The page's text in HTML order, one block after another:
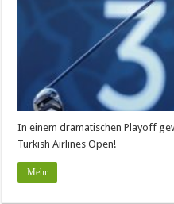
In einem dramatischen Playoff
Turkish Airlines Open!
Mehr